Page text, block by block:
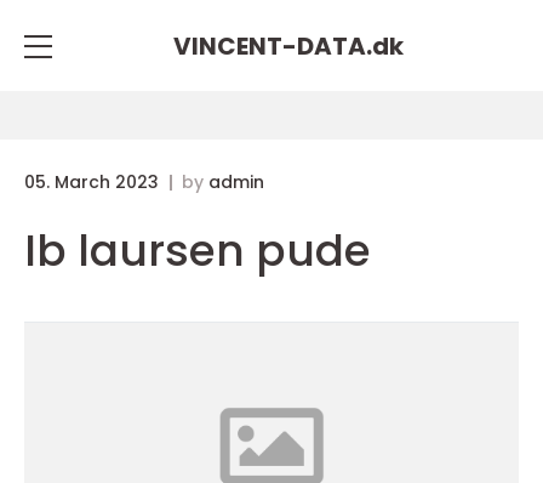
VINCENT-DATA.dk
05. March 2023 by admin
Ib laursen pude